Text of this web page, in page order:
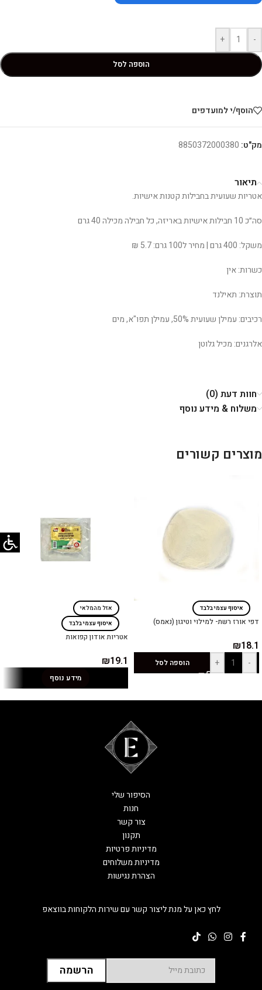
-
+
הוספה לסל
הוסף/י למועדפים
מק"ט: 8850372000380
תיאור
אטריות שעועית בחבילות קטנות אישיות.
סה״כ 10 חבילות אישיות באריזה, כל חבילה מכילה 40 גרם
משקל: 400 גרם | מחיר ל100 גרם: 5.7 ₪
כשרות: אין
תוצרת: תאילנד
רכיבים: עמילן שעועית 50%, עמילן תפו"א, מים
אלרגנים: מכיל גלוטן
חוות דעת (0)
משלוח & מידע נוסף
מוצרים קשורים
איסוף עצמי בלבד
דפי אורז רשת- למילוי וטיגון (נאמס)
₪18.1
-
+ הוספה לסל
אזל מהמלאי
איסוף עצמי בלבד
אטריות אודון קפואות
₪19.1
מידע נוסף
לחץ כאן על מנת ליצור קשר עם שירות הלקוחות בווצאפ
הסיפור שלי
חנות
צור קשר
תקנון
מדיניות פרטיות
מדיניות משלוחים
הצהרת נגישות